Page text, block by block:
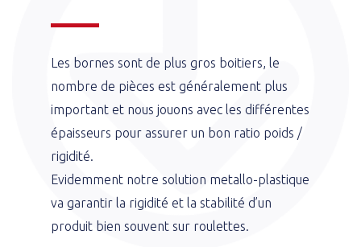
Les bornes sont de plus gros boitiers, le
nombre de pièces est généralement plus
important et nous jouons avec les différentes
épaisseurs pour assurer un bon ratio poids /
rigidité.
Evidemment notre solution metallo-plastique
va garantir la rigidité et la stabilité d’un
produit bien souvent sur roulettes.